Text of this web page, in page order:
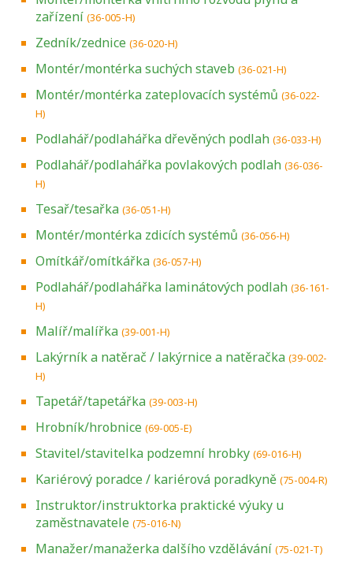
zařízení (36-005-H)
Zedník/zednice (36-020-H)
Montér/montérka suchých staveb (36-021-H)
Montér/montérka zateplovacích systémů (36-022-
H)
Podlahář/podlahářka dřevěných podlah (36-033-H)
Podlahář/podlahářka povlakových podlah (36-036-
H)
Tesař/tesařka (36-051-H)
Montér/montérka zdicích systémů (36-056-H)
Omítkář/omítkářka (36-057-H)
Podlahář/podlahářka laminátových podlah (36-161-
H)
Malíř/malířka (39-001-H)
Lakýrník a natěrač / lakýrnice a natěračka (39-002-
H)
Tapetář/tapetářka (39-003-H)
Hrobník/hrobnice (69-005-E)
Stavitel/stavitelka podzemní hrobky (69-016-H)
Kariérový poradce / kariérová poradkyně (75-004-R)
Instruktor/instruktorka praktické výuky u
zaměstnavatele (75-016-N)
Manažer/manažerka dalšího vzdělávání (75-021-T)
Projděte si seznam profesních kvalifikací.